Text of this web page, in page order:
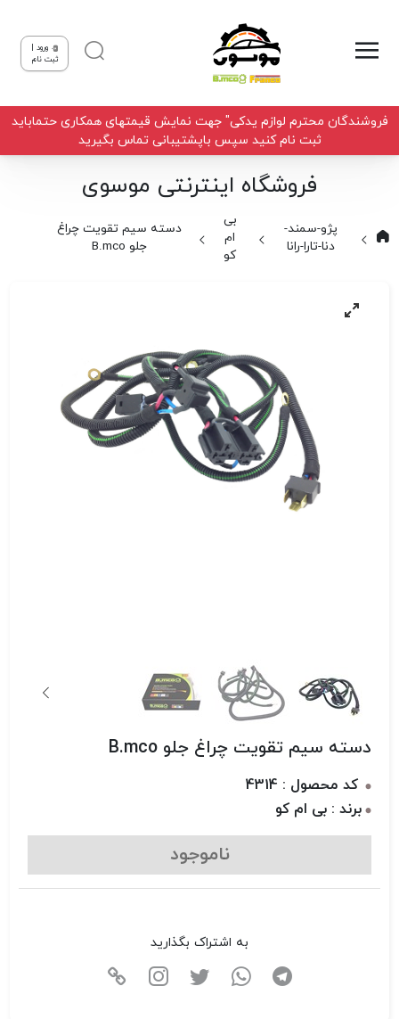
ورود |
ثبت نام
فروشندگان محترم لوازم یدکی" جهت نمایش قیمتهای همکاری حتماباید
ثبت نام کنید سپس باپشتیبانی تماس بگیرید
فروشگاه اینترنتی موسوی
پژو-سمند-
دنا-تارا-رانا
بی
ام
کو
دسته سیم تقویت چراغ
جلو B.mco
دسته سیم تقویت چراغ جلو B.mco
کد محصول : 4314
برند : بی ام کو
ناموجود
به اشتراک بگذارید